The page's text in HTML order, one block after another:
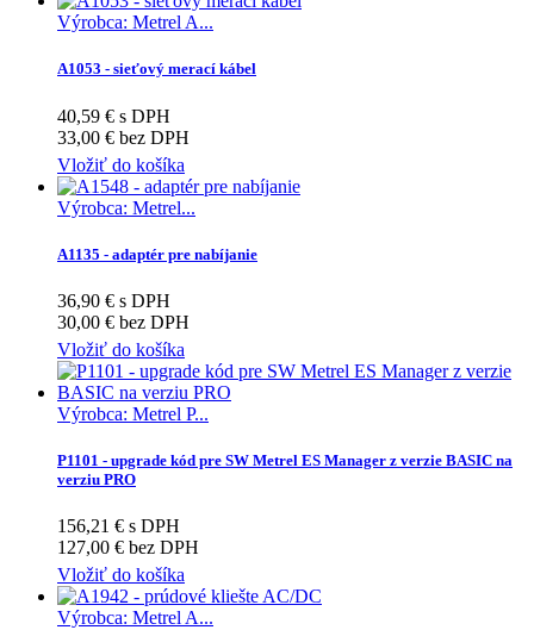
Výrobca: Metrel A...
A1053 - sieťový merací kábel
40,59 € s DPH
33,00 € bez DPH
Vložiť do košíka
Výrobca: Metrel...
A1135 - adaptér pre nabíjanie
36,90 € s DPH
30,00 € bez DPH
Vložiť do košíka
Výrobca: Metrel P...
P1101 - upgrade kód pre SW Metrel ES Manager z verzie BASIC na
verziu PRO
156,21 € s DPH
127,00 € bez DPH
Vložiť do košíka
Výrobca: Metrel A...